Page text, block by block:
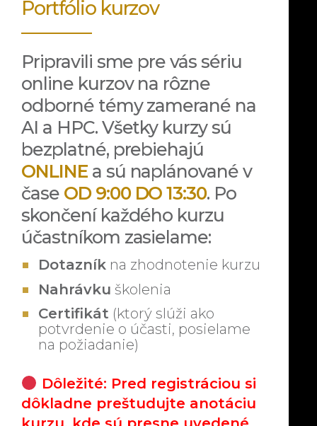
Portfólio kurzov
Pripravili sme pre vás sériu
online kurzov na rôzne
odborné témy zamerané na
AI a HPC. Všetky kurzy sú
bezplatné, prebiehajú
ONLINEa sú naplánované v
čase OD 9:00 DO 13:30. Po
skončení každého kurzu
účastníkom zasielame:
Dotazník na zhodnotenie kurzu
Nahrávku školenia
Certifikát (ktorý slúži ako
potvrdenie o účasti, posielame
na požiadanie)
Dôležité: Pred registráciou si
dôkladne preštudujte anotáciu